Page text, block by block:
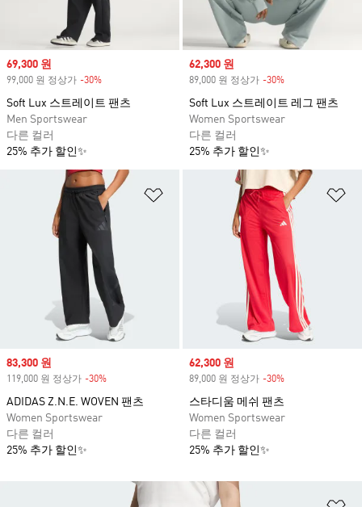
Sale price
69,300 원
99,000 원 정상가 -30%
Soft Lux 스트레이트 팬츠
Men Sportswear
다른 컬러
25% 추가 할인✨
Sale price
62,300 원
89,000 원 정상가 -30%
Soft Lux 스트레이트 레그 팬츠
Women Sportswear
다른 컬러
25% 추가 할인✨
위시리스트 담기
Sale price
83,300 원
119,000 원 정상가 -30%
ADIDAS Z.N.E. WOVEN 팬츠
Women Sportswear
다른 컬러
25% 추가 할인✨
Sale price
62,300 원
89,000 원 정상가 -30%
스타디움 메쉬 팬츠
Women Sportswear
다른 컬러
25% 추가 할인✨